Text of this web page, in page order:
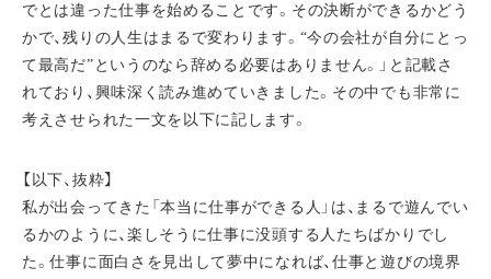
でとは違った仕事を始めることです。その決断ができるかどう
かで、残りの人生はまるで変わります。“今の会社が自分にとっ
て最高だ”というのなら辞める必要はありません。」と記載さ
れており、興味深く読み進めていきました。その中でも非常に
考えさせられた一文を以下に記します。
【以下、抜粋】
私が出会ってきた「本当に仕事ができる人」は、まるで遊んでい
るかのように、楽しそうに仕事に没頭する人たちばかりでし
た。仕事に面白さを見出して夢中になれば、仕事と遊びの境界